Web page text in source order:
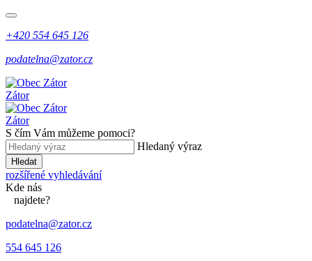
+420 554 645 126
podatelna@zator.cz
Zátor
Zátor
S čím Vám můžeme pomoci?
Hledaný výraz
Hledat
rozšířené vyhledávání
Kde nás
najdete?
podatelna@zator.cz
554 645 126